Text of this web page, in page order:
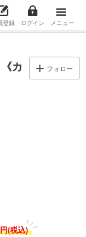
登録 ログイン メニュー
カ
フォロー
円(税込)